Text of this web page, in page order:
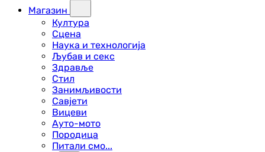
Магазин
Култура
Сцена
Наука и технологија
Љубав и секс
Здравље
Стил
Занимљивости
Савјети
Вицеви
Ауто-мото
Породица
Питали смо...